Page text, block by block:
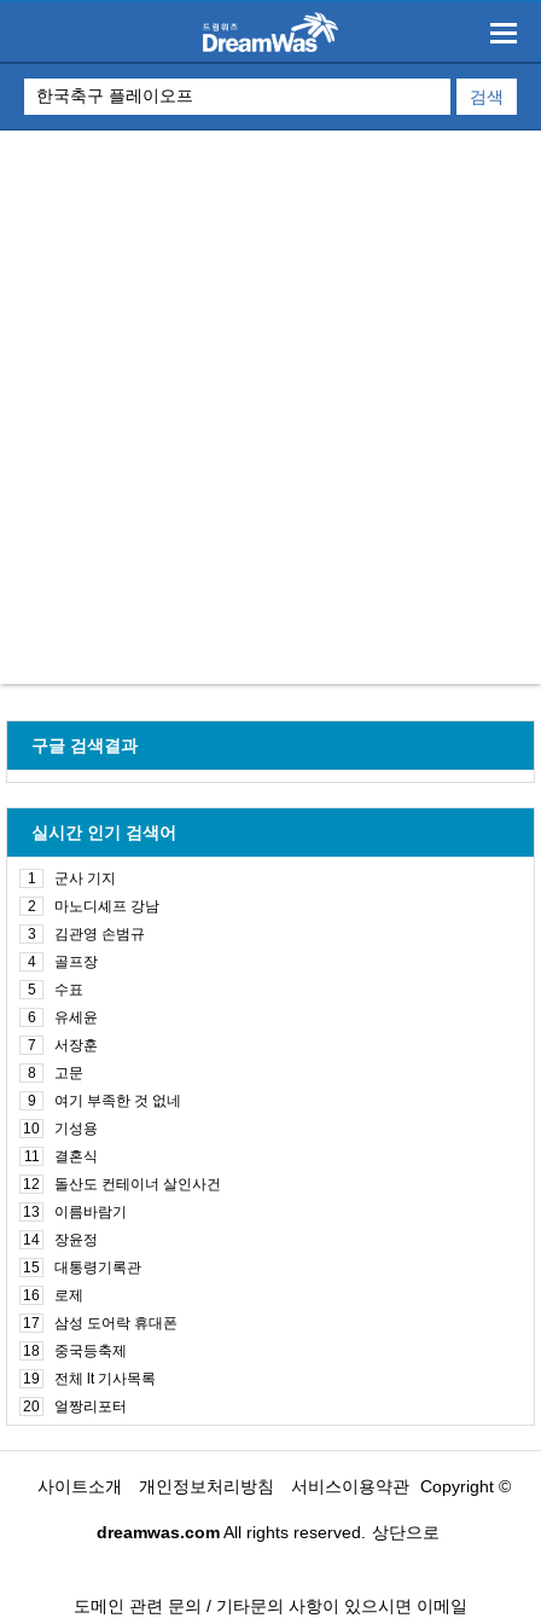
구글 검색결과
실시간 인기 검색어
1
군사 기지
2
마노디셰프 강남
3
김관영 손범규
4
골프장
5
수표
6
유세윤
7
서장훈
8
고문
9
여기 부족한 것 없네
10
기성용
11
결혼식
12
돌산도 컨테이너 살인사건
13
이름바람기
14
장윤정
15
대통령기록관
16
로제
17
삼성 도어락 휴대폰
18
중국등축제
19
전체 lt 기사목록
20
얼짱리포터
사이트소개 개인정보처리방침 서비스이용약관 Copyright ©
dreamwas.comAll rights reserved. 상단으로
도메인 관련 문의 / 기타문의 사항이 있으시면 이메일